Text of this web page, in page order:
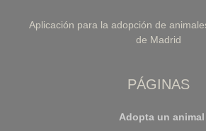
Aplicación para la adopción de
de Madrid
PÁGINAS
Adopta un animal